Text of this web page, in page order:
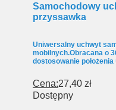
Samochodowy
przyssawka
Uniwersalny uchwyt
mobilnych.Obracana o
dostosowanie
Cena:27,40 zł
Dostępny